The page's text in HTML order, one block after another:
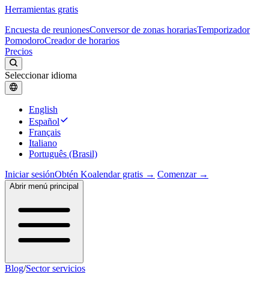
Herramientas gratis
Encuesta de reunionesConversor de zonas horariasTemporizador
PomodoroCreador de horarios
Precios
Seleccionar idioma
English
Español
Français
Italiano
Português (Brasil)
Iniciar sesiónObtén Koalendar gratis → Comenzar →
Abrir menú principal
Blog/Sector servicios